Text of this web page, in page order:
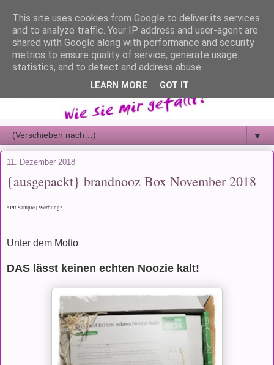
▼
11. Dezember 2018
{ausgepackt} brandnooz Box November 2018
*PR Sample | Werbung*
Unter dem Motto
DAS lässt keinen echten Noozie kalt!
This site uses cookies from Google to deliver its services
and to analyze traffic. Your IP address and user-agent are
shared with Google along with performance and security
metrics to ensure quality of service, generate usage
statistics, and to detect and address abuse.
LEARN MORE GOT IT